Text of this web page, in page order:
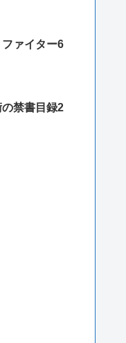
ァイター6
禁書目録2